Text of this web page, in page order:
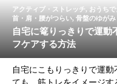
アクティブ・ストレッチ, おうち
首・肩・腰がつらい, 骨盤のゆが
自宅に篭りっきりで運動
フケアする方法
自宅にこもりっきりで運